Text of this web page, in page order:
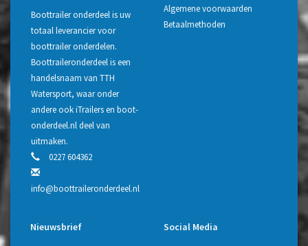
Boottrailer onderdeel is uw
totaal leverancier voor
boottrailer onderdelen.
Boottraileronderdeel is een
handelsnaam van TTH
Watersport, waar onder
andere ook iTrailers en boot-
onderdeel.nl deel van
uitmaken.
0227 604362
info@boottraileronderdeel.nl
Algemene voorwaarden
Betaalmethoden
Nieuwsbrief Social Media